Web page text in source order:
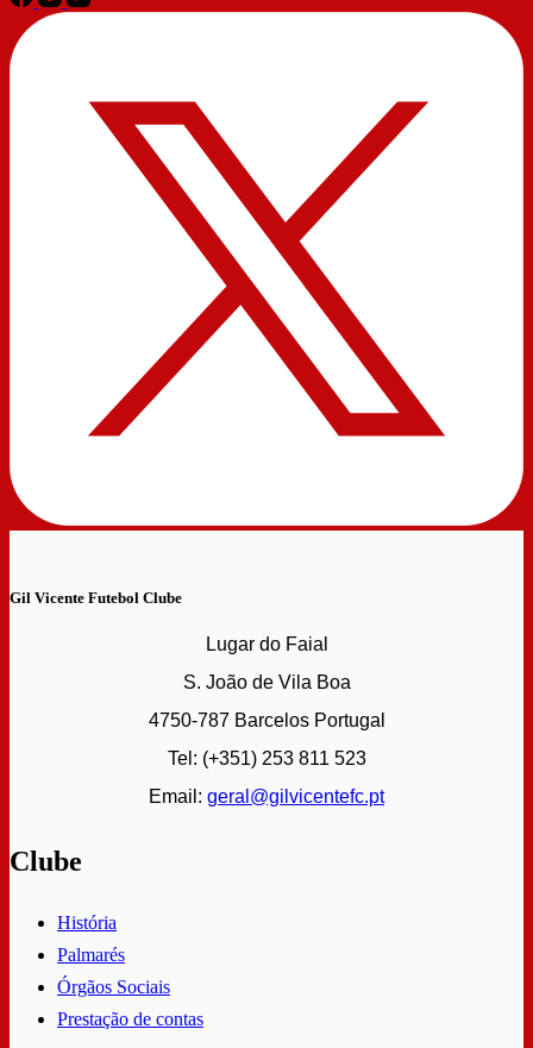
Gil Vicente Futebol Clube
Lugar do Faial
S. João de Vila Boa
4750-787 Barcelos Portugal
Tel: (+351) 253 811 523
Email: geral@gilvicentefc.pt
Clube
História
Palmarés
Órgãos Sociais
Prestação de contas